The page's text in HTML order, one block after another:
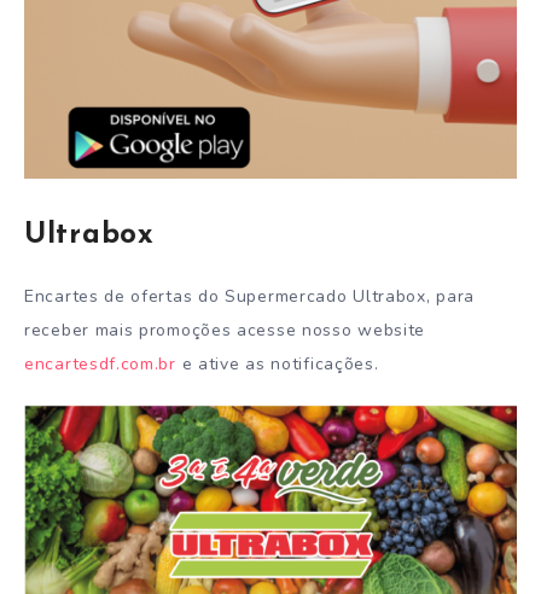
Ultrabox
Encartes de ofertas do Supermercado Ultrabox, para
receber mais promoções acesse nosso website
encartesdf.com.br e ative as notificações.